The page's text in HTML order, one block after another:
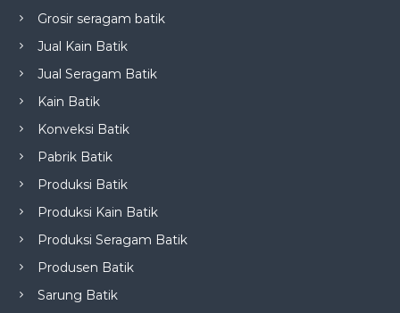
Grosir seragam batik
Jual Kain Batik
Jual Seragam Batik
Kain Batik
Konveksi Batik
Pabrik Batik
Produksi Batik
Produksi Kain Batik
Produksi Seragam Batik
Produsen Batik
Sarung Batik